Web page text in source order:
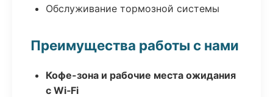
Обслуживание тормозной системы
Преимущества работы с нами
Кофе-зона и рабочие места ожидания
с Wi‑Fi